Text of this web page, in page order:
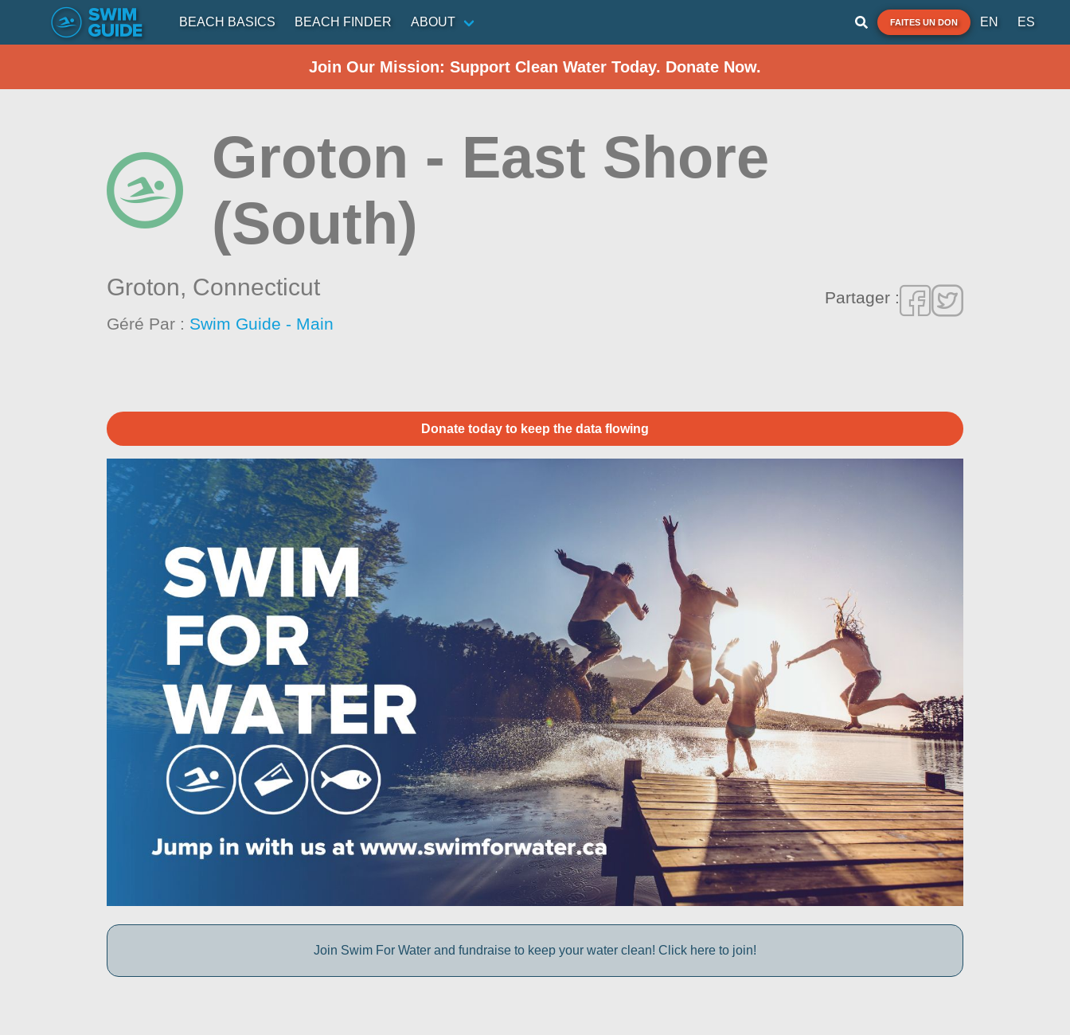
BEACH BASICS BEACH FINDER ABOUT FAITES UN DON EN ES
Join Our Mission: Support Clean Water Today. Donate Now.
Groton - East Shore
(South)
Groton, Connecticut
Géré Par : Swim Guide - Main
Partager :
Donate today to keep the data flowing
Join Swim For Water and fundraise to keep your water clean! Click here to join!